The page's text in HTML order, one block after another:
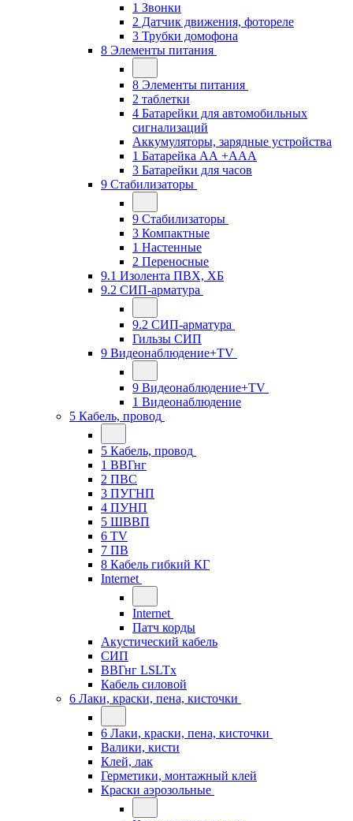
1 Звонки
2 Датчик движения, фотореле
3 Трубки домофона
8 Элементы питания
8 Элементы питания
2 таблетки
4 Батарейки для автомобильных
сигнализаций
Аккумуляторы, зарядные устройства
1 Батарейка АА +ААА
3 Батарейки для часов
9 Стабилизаторы
9 Стабилизаторы
3 Компактные
1 Настенные
2 Переносные
9.1 Изолента ПВХ, ХБ
9.2 СИП-арматура
9.2 СИП-арматура
Гильзы СИП
9 Видеонаблюдение+TV
9 Видеонаблюдение+TV
1 Видеонаблюдение
5 Кабель, провод
5 Кабель, провод
1 ВВГнг
2 ПВС
3 ПУГНП
4 ПУНП
5 ШВВП
6 TV
7 ПВ
8 Кабель гибкий КГ
Internet
Internet
Патч корды
Акустический кабель
СИП
ВВГнг LSLTx
Кабель силовой
6 Лаки, краски, пена, кисточки
6 Лаки, краски, пена, кисточки
Валики, кисти
Клей, лак
Герметики, монтажный клей
Краски аэрозольные